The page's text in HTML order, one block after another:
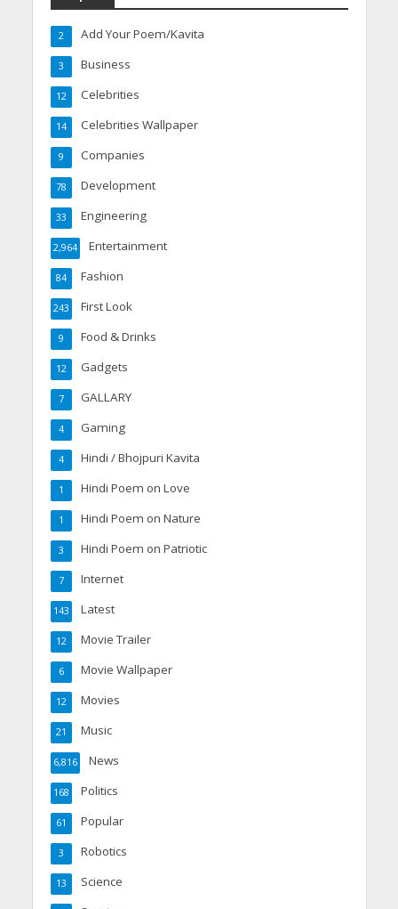
Add Your Poem/Kavita
2
Business
3
Celebrities
12
Celebrities Wallpaper
14
Companies
9
Development
78
Engineering
33
Entertainment
2,964
Fashion
84
First Look
243
Food & Drinks
9
Gadgets
12
GALLARY
7
Gaming
4
Hindi / Bhojpuri Kavita
4
Hindi Poem on Love
1
Hindi Poem on Nature
1
Hindi Poem on Patriotic
3
Internet
7
Latest
143
Movie Trailer
12
Movie Wallpaper
6
Movies
12
Music
21
News
6,816
Politics
168
Popular
61
Robotics
3
Science
13